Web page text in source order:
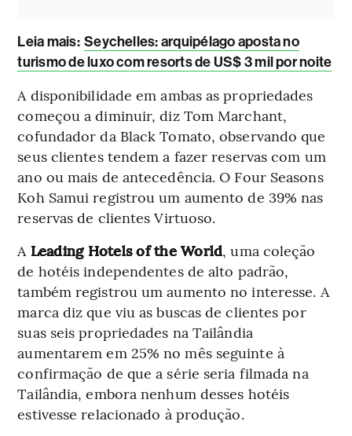
Leia mais: Seychelles: arquipélago aposta no
turismo de luxo com resorts de US$ 3 mil por noite
A disponibilidade em ambas as propriedades
começou a diminuir, diz Tom Marchant,
cofundador da Black Tomato, observando que
seus clientes tendem a fazer reservas com um
ano ou mais de antecedência. O Four Seasons
Koh Samui registrou um aumento de 39% nas
reservas de clientes Virtuoso.
ALeading Hotels of the World, uma coleção
de hotéis independentes de alto padrão,
também registrou um aumento no interesse. A
marca diz que viu as buscas de clientes por
suas seis propriedades na Tailândia
aumentarem em 25% no mês seguinte à
confirmação de que a série seria filmada na
Tailândia, embora nenhum desses hotéis
estivesse relacionado à produção.